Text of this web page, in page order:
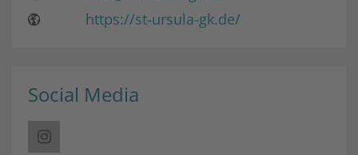
https://st-ursula-gk.de/
Social Media